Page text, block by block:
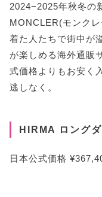
2024−2025年秋冬の
MONCLER(モンク
着た人たちで街中が
が楽しめる海外通販
式価格よりもお安く
逃しなく。
HIRMA ロング
日本公式価格